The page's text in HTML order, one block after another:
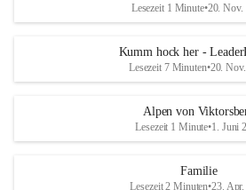
Lesezeit 1 Minute•20. Nov.
Kumm hock her -
Lesezeit 7 Minuten•20.
Alpen von
Lesezeit 1 Minute•1. Juni
Familie
Lesezeit 2 Minuten•23.